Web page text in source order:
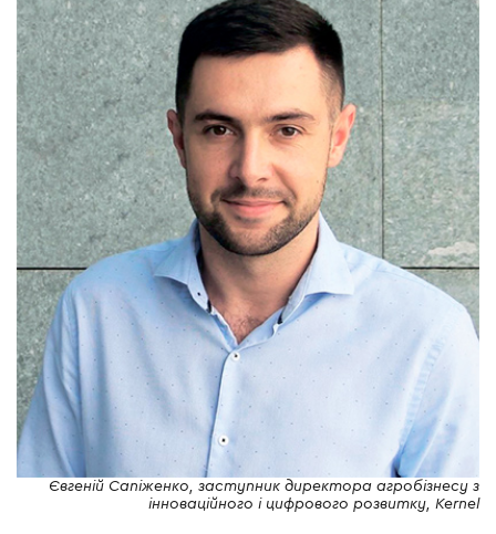
Євгеній Сапіженко, заступник директора агробізнесу з
інноваційного і цифрового розвитку, Kernel